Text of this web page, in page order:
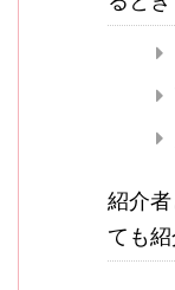
紹介
ても